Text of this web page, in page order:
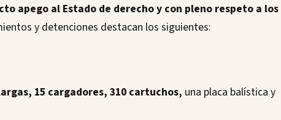
apego al Estado de derecho y con pleno respeto a los
y detenciones destacan los siguientes:
15 cargadores, 310 cartuchos, una placa balística y